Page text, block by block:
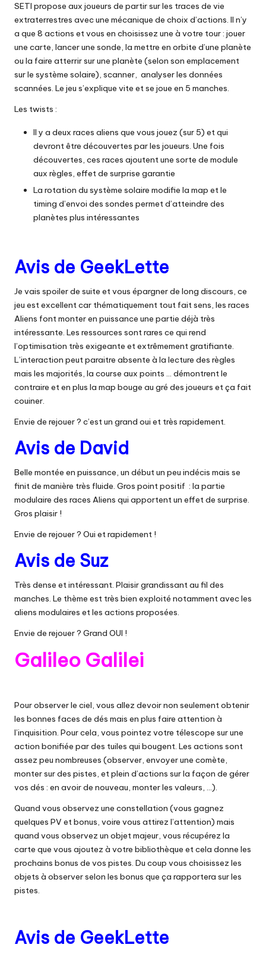
SETI propose aux joueurs de partir sur les traces de vie
extraterrestres avec une mécanique de choix d’actions. Il n’y
a que 8 actions et vous en choisissez une à votre tour : jouer
une carte, lancer une sonde, la mettre en orbite d’une planète
ou la faire atterrir sur une planète (selon son emplacement
sur le système solaire), scanner, analyser les données
scannées. Le jeu s’explique vite et se joue en 5 manches.
Les twists :
Il y a deux races aliens que vous jouez (sur 5) et qui
devront être découvertes par les joueurs. Une fois
découvertes, ces races ajoutent une sorte de module
aux règles, effet de surprise garantie
La rotation du système solaire modifie la map et le
timing d’envoi des sondes permet d’atteindre des
planètes plus intéressantes
Avis de GeekLette
Je vais spoiler de suite et vous épargner de long discours, ce
jeu est excellent car thématiquement tout fait sens, les races
Aliens font monter en puissance une partie déjà très
intéressante. Les ressources sont rares ce qui rend
l’optimisation très exigeante et extrêmement gratifiante.
L’interaction peut paraitre absente à la lecture des règles
mais les majorités, la course aux points … démontrent le
contraire et en plus la map bouge au gré des joueurs et ça fait
couiner.
Envie de rejouer ? c’est un grand oui et très rapidement.
Avis de David
Belle montée en puissance, un début un peu indécis mais se
finit de manière très fluide. Gros point positif : la partie
modulaire des races Aliens qui apportent un effet de surprise.
Gros plaisir !
Envie de rejouer ? Oui et rapidement !
Avis de Suz
Très dense et intéressant. Plaisir grandissant au fil des
manches. Le thème est très bien exploité notamment avec les
aliens modulaires et les actions proposées.
Envie de rejouer ? Grand OUI !
Galileo Galilei
Pour observer le ciel, vous allez devoir non seulement obtenir
les bonnes faces de dés mais en plus faire attention à
l’inquisition. Pour cela, vous pointez votre télescope sur une
action bonifiée par des tuiles qui bougent. Les actions sont
assez peu nombreuses (observer, envoyer une comète,
monter sur des pistes, et plein d’actions sur la façon de gérer
vos dés : en avoir de nouveau, monter les valeurs, …).
Quand vous observez une constellation (vous gagnez
quelques PV et bonus, voire vous attirez l’attention) mais
quand vous observez un objet majeur, vous récupérez la
carte que vous ajoutez à votre bibliothèque et cela donne les
prochains bonus de vos pistes. Du coup vous choisissez les
objets à observer selon les bonus que ça rapportera sur les
pistes.
Avis de GeekLette